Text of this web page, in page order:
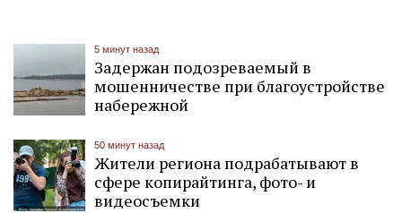
5 минут назад
Задержан подозреваемый в
мошенничестве при благоустройстве
набережной
50 минут назад
Жители региона подрабатывают в
сфере копирайтинга, фото- и
видеосъемки